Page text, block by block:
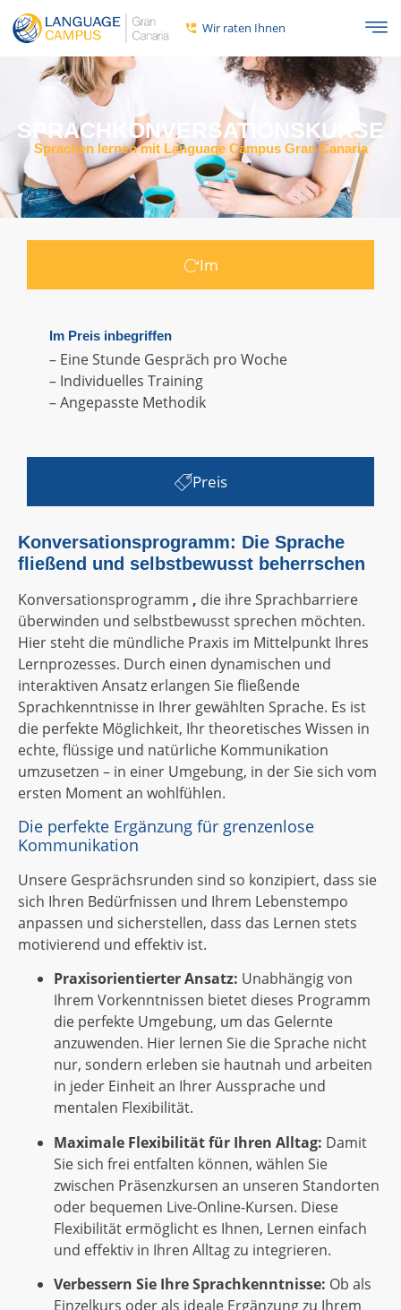
Wir raten Ihnen
SPRACHKONVERSATIONSKURSE
Sprachen lernen mit Language Campus Gran Canaria
Im
Preis
Im Preis inbegriffen
– Eine Stunde Gespräch pro Woche
– Individuelles Training
– Angepasste Methodik
Konversationsprogramm: Die Sprache
fließend und selbstbewusst beherrschen
Konversationsprogramm , die ihre Sprachbarriere
überwinden und selbstbewusst sprechen möchten.
Hier steht die mündliche Praxis im Mittelpunkt Ihres
Lernprozesses. Durch einen dynamischen und
interaktiven Ansatz erlangen Sie fließende
Sprachkenntnisse in Ihrer gewählten Sprache. Es ist
die perfekte Möglichkeit, Ihr theoretisches Wissen in
echte, flüssige und natürliche Kommunikation
umzusetzen – in einer Umgebung, in der Sie sich vom
ersten Moment an wohlfühlen.
Die perfekte Ergänzung für grenzenlose
Kommunikation
Unsere Gesprächsrunden sind so konzipiert, dass sie
sich Ihren Bedürfnissen und Ihrem Lebenstempo
anpassen und sicherstellen, dass das Lernen stets
motivierend und effektiv ist.
Praxisorientierter Ansatz: Unabhängig von
Ihrem Vorkenntnissen bietet dieses Programm
die perfekte Umgebung, um das Gelernte
anzuwenden. Hier lernen Sie die Sprache nicht
nur, sondern erleben sie hautnah und arbeiten
in jeder Einheit an Ihrer Aussprache und
mentalen Flexibilität.
Maximale Flexibilität für Ihren Alltag: Damit
Sie sich frei entfalten können, wählen Sie
zwischen Präsenzkursen an unseren Standorten
oder bequemen Live-Online-Kursen. Diese
Flexibilität ermöglicht es Ihnen, Lernen einfach
und effektiv in Ihren Alltag zu integrieren.
Verbessern Sie Ihre Sprachkenntnisse: Ob als
Einzelkurs oder als ideale Ergänzung zu Ihrem